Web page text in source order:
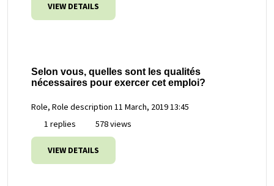
VIEW DETAILS
Selon vous, quelles sont les qualités
nécessaires pour exercer cet emploi?
Role, Role description 11 March, 2019 13:45
1 replies
578 views
VIEW DETAILS